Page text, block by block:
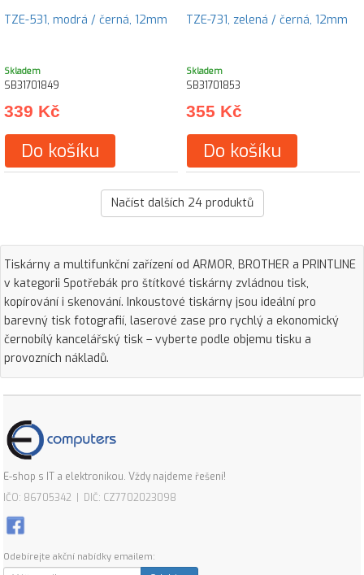
TZE-531, modrá / černá, 12mm
Skladem
SB31701849
339 Kč
Do košíku
TZE-731, zelená / černá, 12mm
Skladem
SB31701853
355 Kč
Do košíku
Načíst dalších 24produktů
Tiskárny a multifunkční zařízení od ARMOR, BROTHER a PRINTLINE
v kategorii Spotřebák pro štítkové tiskárny zvládnou tisk,
kopírování i skenování. Inkoustové tiskárny jsou ideální pro
barevný tisk fotografií, laserové zase pro rychlý a ekonomický
černobílý kancelářský tisk – vyberte podle objemu tisku a
provozních nákladů.
E-shop s IT a elektronikou. Vždy najdeme řešení!
IČO: 86705342 | DIČ: CZ7702023098
Odebírejte akční nabídky emailem: